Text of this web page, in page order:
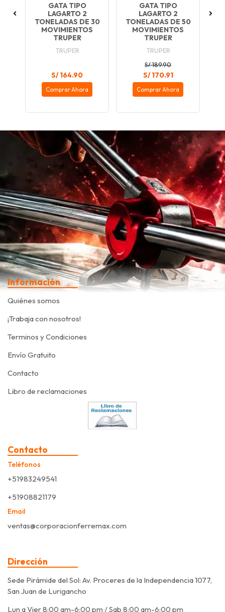
GATA TIPO
LAGARTO 2
TONELADAS DE 30
MOVIMIENTOS
TRUPER
TRUPER
S/ 164.90
Comprar Ahora
GATA TIPO
LAGARTO 2
TONELADAS DE 50
MOVIMIENTOS
TRUPER
TRUPER
S/ 189.90
S/ 170.91
Comprar Ahora
Información
Quiénes somos
¡Trabaja con nosotros!
Terminos y Condiciones
Envío Gratuito
Contacto
Libro de reclamaciones
Contacto
Teléfonos
+51983249541
+51908821179
Email
ventas@corporacionferremax.com
Dirección
Sede Pirámide del Sol: Av. Proceres de la Independencia 1077,
San Juan de Lurigancho
Lun a Vier 8:00 am-6:00 pm / Sab 8:00 am-6:00 pm